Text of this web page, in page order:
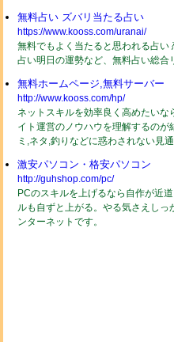
無料占い ズバリ当たる占い
https://www.kooss.com/uranai/
無料でもよく当たると思われる占い
占い明日の運勢など、無料占い総合
無料ホームページ,無料サーバー
http://www.kooss.com/hp/
ネットスキルを効率良く高めたい
イト運営のノウハウを理解するの
ミ,ネタ,釣りなどに惑わされない見
激安パソコン・格安パソコン
http://guhshop.com/pc/
PCのスキルを上げるなら自作が近
ルも自ずと上がる。やる気さえし
ンターネットです。